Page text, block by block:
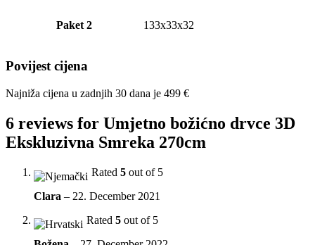
Paket 2 133x33x32
Povijest cijena
Najniža cijena u zadnjih 30 dana je 499 €
6 reviews for Umjetno božićno drvce 3D
Ekskluzivna Smreka 270cm
Rated 5 out of 5
Clara – 22. December 2021
Rated 5 out of 5